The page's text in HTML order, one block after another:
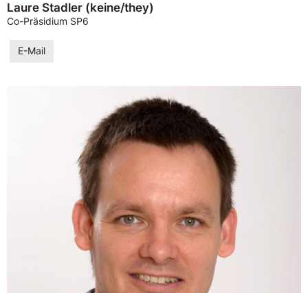
Laure Stadler (keine/they)
Co-Präsidium SP6
E-Mail